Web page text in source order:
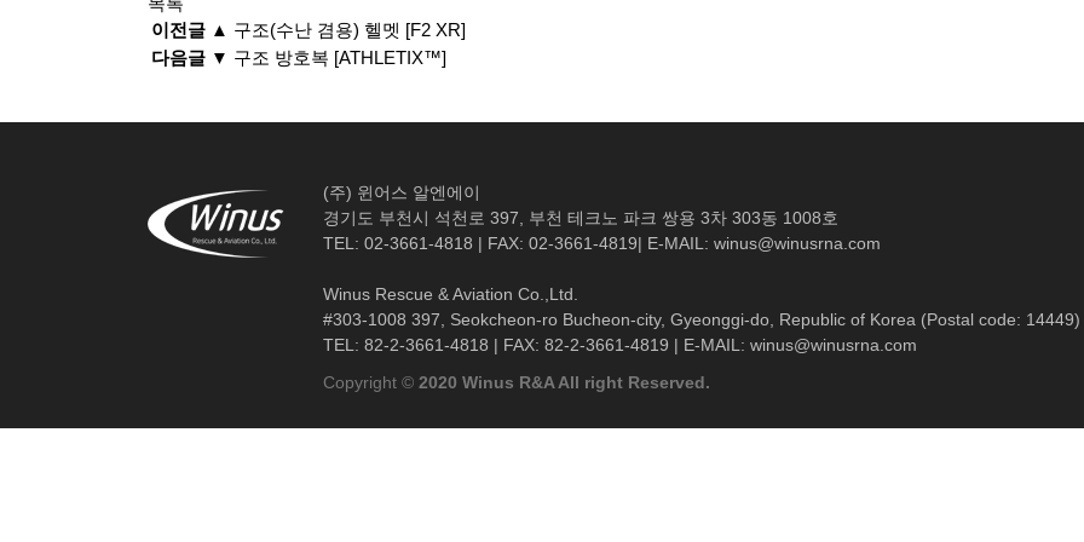
이전글 ▲ 구조(수난 겸용) 헬멧 [F2 XR]
다음글 ▼ 구조 방호복 [ATHLETIX™]
(주) 윈어스 알엔에이
경기도 부천시 석천로 397, 부천 테크노 파크 쌍용 3차 303동 1008호
TEL: 02-3661-4818 | FAX: 02-3661-4819| E-MAIL: winus@winusrna.com
Winus Rescue & Aviation Co.,Ltd.
#303-1008 397, Seokcheon-ro Bucheon-city, Gyeonggi-do, Republic of Korea (Postal code: 14449)
TEL: 82-2-3661-4818 | FAX: 82-2-3661-4819 | E-MAIL: winus@winusrna.com
Copyright © 2020 Winus R&A All right Reserved.